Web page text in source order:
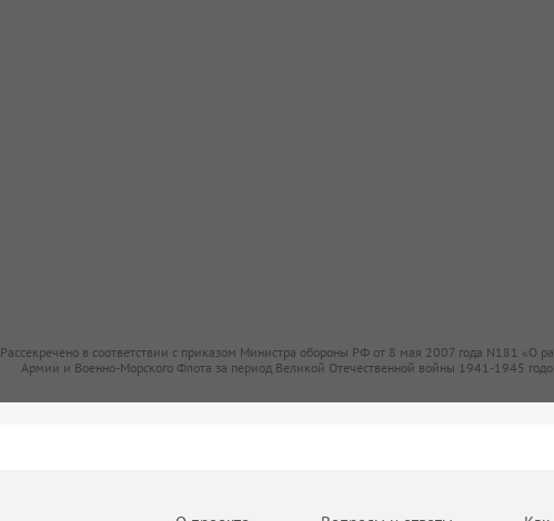
Рассекречено в соответствии с приказом Министра обороны РФ от 8 мая 2007 года N181 «О
Армии и Военно-Морского Флота за период Великой Отечественной войны 1941-1945